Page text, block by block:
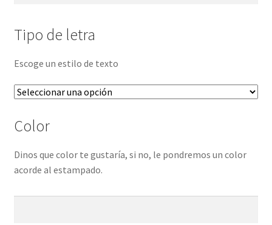
Tipo de letra
Escoge un estilo de texto
Color
Dinos que color te gustaría, si no, le pondremos un color
acorde al estampado.